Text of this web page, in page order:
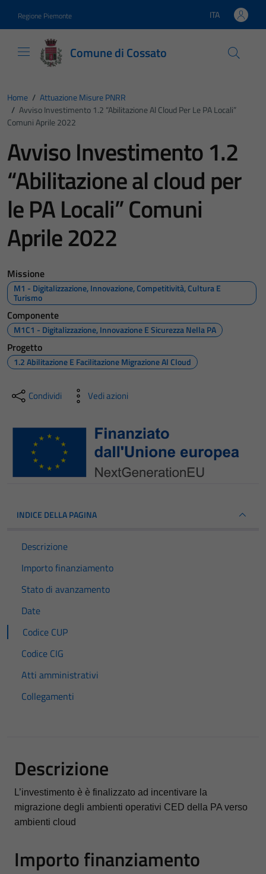
Regione Piemonte Lingua attiva:
ITA
Comune di Cossato
Home / Attuazione Misure PNRR
/ Avviso Investimento 1.2 “Abilitazione Al Cloud Per Le PA Locali”
Comuni Aprile 2022
Avviso Investimento 1.2
“Abilitazione al cloud per
le PA Locali” Comuni
Aprile 2022
Missione
M1 - Digitalizzazione, Innovazione, Competitività, Cultura E
Turismo
Componente
M1C1 - Digitalizzazione, Innovazione E Sicurezza Nella PA
Progetto
1.2 Abilitazione E Facilitazione Migrazione Al Cloud
Condividi Vedi azioni
INDICE DELLA PAGINA
Descrizione
Importo finanziamento
Stato di avanzamento
Date
Codice CUP
Codice CIG
Atti amministrativi
Collegamenti
Descrizione
L’investimento è è finalizzato ad incentivare la
migrazione degli ambienti operativi CED della PA verso
ambienti cloud
Importo finanziamento